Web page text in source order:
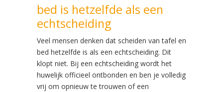
bed is hetzelfde als een
echtscheiding
Veel mensen denken dat scheiden van tafel en
bed hetzelfde is als een echtscheiding. Dit
klopt niet. Bij een echtscheiding wordt het
huwelijk officieel ontbonden en ben je volledig
vrij om opnieuw te trouwen of een